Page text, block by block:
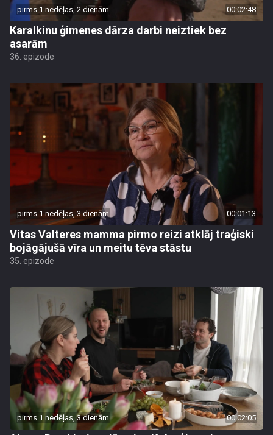
pirms 1 nedēļas, 2 dienām 00:02:48
Karalkinu ģimenes dārza darbi neiztiek bez
asarām
36. epizode
pirms 1 nedēļas, 3 dienām 00:01:13
Vitas Valteres mamma pirmo reizi atklāj traģiski
bojāgājušā vīra un meitu tēva stāstu
35. epizode
pirms 1 nedēļas, 3 dienām 00:02:05